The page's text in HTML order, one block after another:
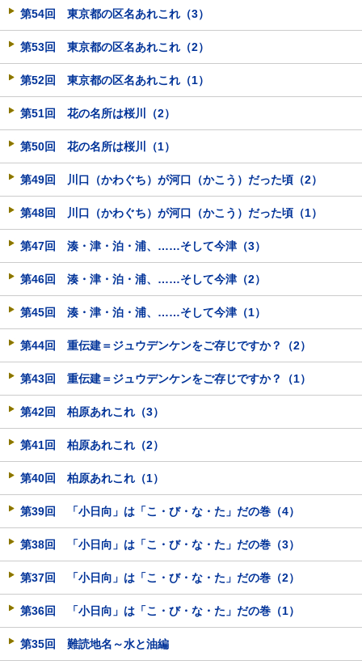
第54回 東京都の区名あれこれ（3）
第53回 東京都の区名あれこれ（2）
第52回 東京都の区名あれこれ（1）
第51回 花の名所は桜川（2）
第50回 花の名所は桜川（1）
第49回 川口（かわぐち）が河口（かこう）だった頃（2）
第48回 川口（かわぐち）が河口（かこう）だった頃（1）
第47回 湊・津・泊・浦、……そして今津（3）
第46回 湊・津・泊・浦、……そして今津（2）
第45回 湊・津・泊・浦、……そして今津（1）
第44回 重伝建＝ジュウデンケンをご存じですか？（2）
第43回 重伝建＝ジュウデンケンをご存じですか？（1）
第42回 柏原あれこれ（3）
第41回 柏原あれこれ（2）
第40回 柏原あれこれ（1）
第39回 「小日向」は「こ・び・な・た」だの巻（4）
第38回 「小日向」は「こ・び・な・た」だの巻（3）
第37回 「小日向」は「こ・び・な・た」だの巻（2）
第36回 「小日向」は「こ・び・な・た」だの巻（1）
第35回 難読地名～水と油編